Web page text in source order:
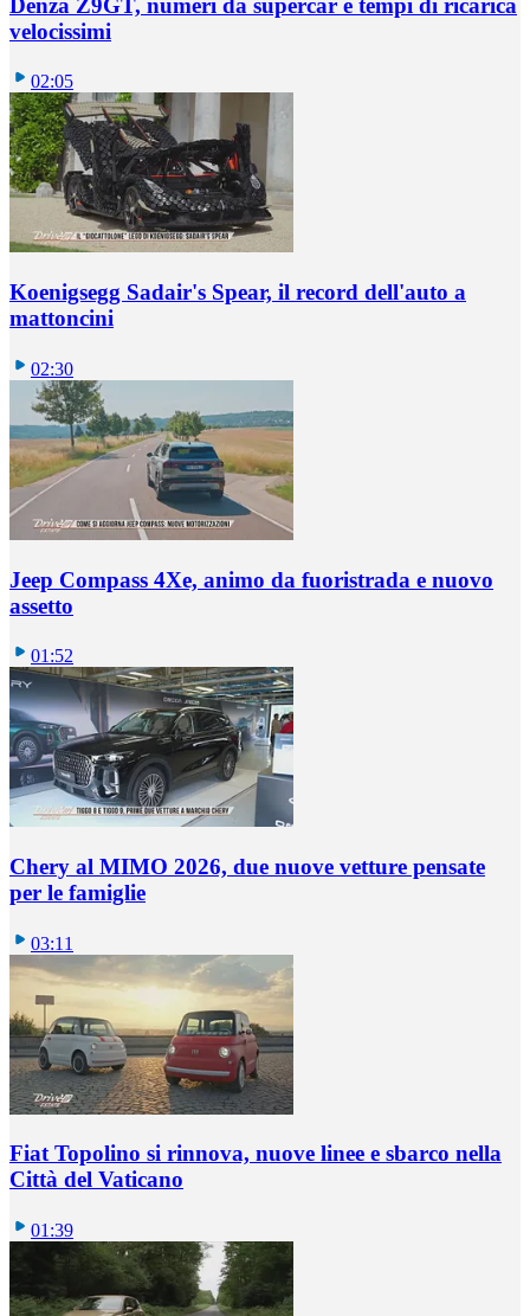
Denza Z9GT, numeri da supercar e tempi di ricarica
velocissimi
02:05
Koenigsegg Sadair's Spear, il record dell'auto a
mattoncini
02:30
Jeep Compass 4Xe, animo da fuoristrada e nuovo
assetto
01:52
Chery al MIMO 2026, due nuove vetture pensate
per le famiglie
03:11
Fiat Topolino si rinnova, nuove linee e sbarco nella
Città del Vaticano
01:39